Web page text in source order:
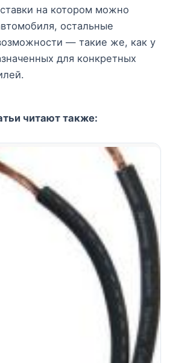
на котором можно
остальные
— такие же, как у
для конкретных
читают также: